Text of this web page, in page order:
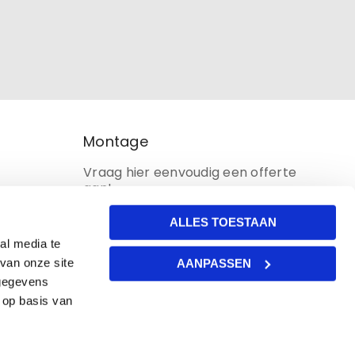
media te
onze site
basis van
ALLES TOESTAAN
AANPASSEN
Montage
Vraag hier eenvoudig een offerte
aan!